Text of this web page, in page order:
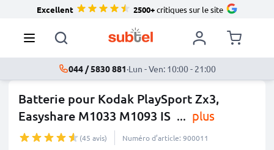
Excellent 2500+critiques sur le site
044 / 5830 881·Lun - Ven: 10:00 - 21:00
Batterie pour Kodak PlaySport Zx3,
Easyshare M1033 M1093 IS ... plus
(45 avis) Numéro d’article: 900011